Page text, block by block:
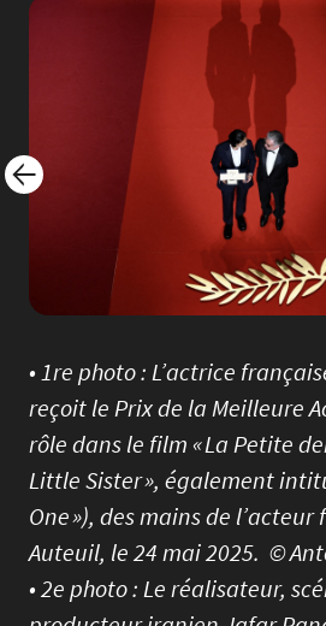
Image
• 1re photo : L’actrice
reçoit le Prix de la Meilleure
rôle dans le film « La Petite
Little Sister », également
One »), des mains de
Auteuil, le 24 mai 2025. ©
• 2e photo : Le réalisateur,